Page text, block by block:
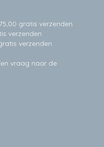
gratis verzenden.
verzenden.
verzenden.
vraag naar de